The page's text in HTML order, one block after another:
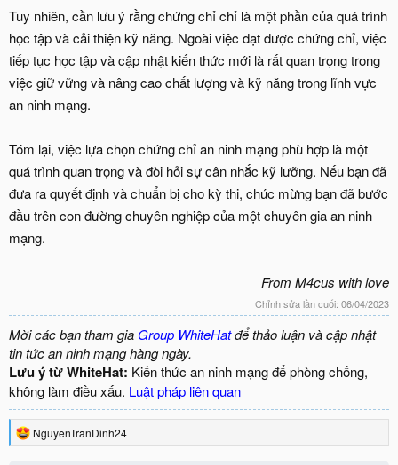
Tuy nhiên, cần lưu ý rằng chứng chỉ chỉ là một phần của quá trình
học tập và cải thiện kỹ năng. Ngoài việc đạt được chứng chỉ, việc
tiếp tục học tập và cập nhật kiến thức mới là rất quan trọng trong
việc giữ vững và nâng cao chất lượng và kỹ năng trong lĩnh vực
an ninh mạng.
Tóm lại, việc lựa chọn chứng chỉ an ninh mạng phù hợp là một
quá trình quan trọng và đòi hỏi sự cân nhắc kỹ lưỡng. Nếu bạn đã
đưa ra quyết định và chuẩn bị cho kỳ thi, chúc mừng bạn đã bước
đầu trên con đường chuyên nghiệp của một chuyên gia an ninh
mạng.
From M4cus with love
Chỉnh sửa lần cuối: 06/04/2023
Mời các bạn tham gia Group WhiteHatđể thảo luận và cập nhật
tin tức an ninh mạng hàng ngày.
Lưu ý từ WhiteHat: Kiến thức an ninh mạng để phòng chống,
không làm điều xấu. Luật pháp liên quan
R
e
NguyenTranDinh24